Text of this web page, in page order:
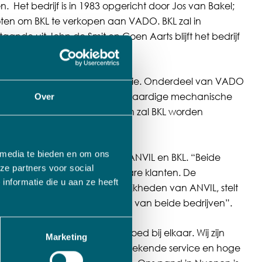
Over
te bieden en om ons
partners voor social
die u aan ze heeft
Marketing
Het bedrijf is in 1983 opgericht door Jos van Bakel;
om BKL te verkopen aan VADO. BKL zal in
uit John de Smit en Coen Aarts blijft het bedrijf
bedrijven in de maakindustrie. Onderdeel van VADO
in de productie van hoogwaardige mechanische
prima bij elkaar passen zal BKL worden
in de combinatie van ANVIL en BKL. “Beide
en hebben vergelijkbare klanten. De
met de productiemogelijkheden van ANVIL, stelt
kansen voor verdere groei van beide bedrijven”.
“Onze bedrijven passen goed bij elkaar. Wij zijn
We willen beide uitstekende service en hoge